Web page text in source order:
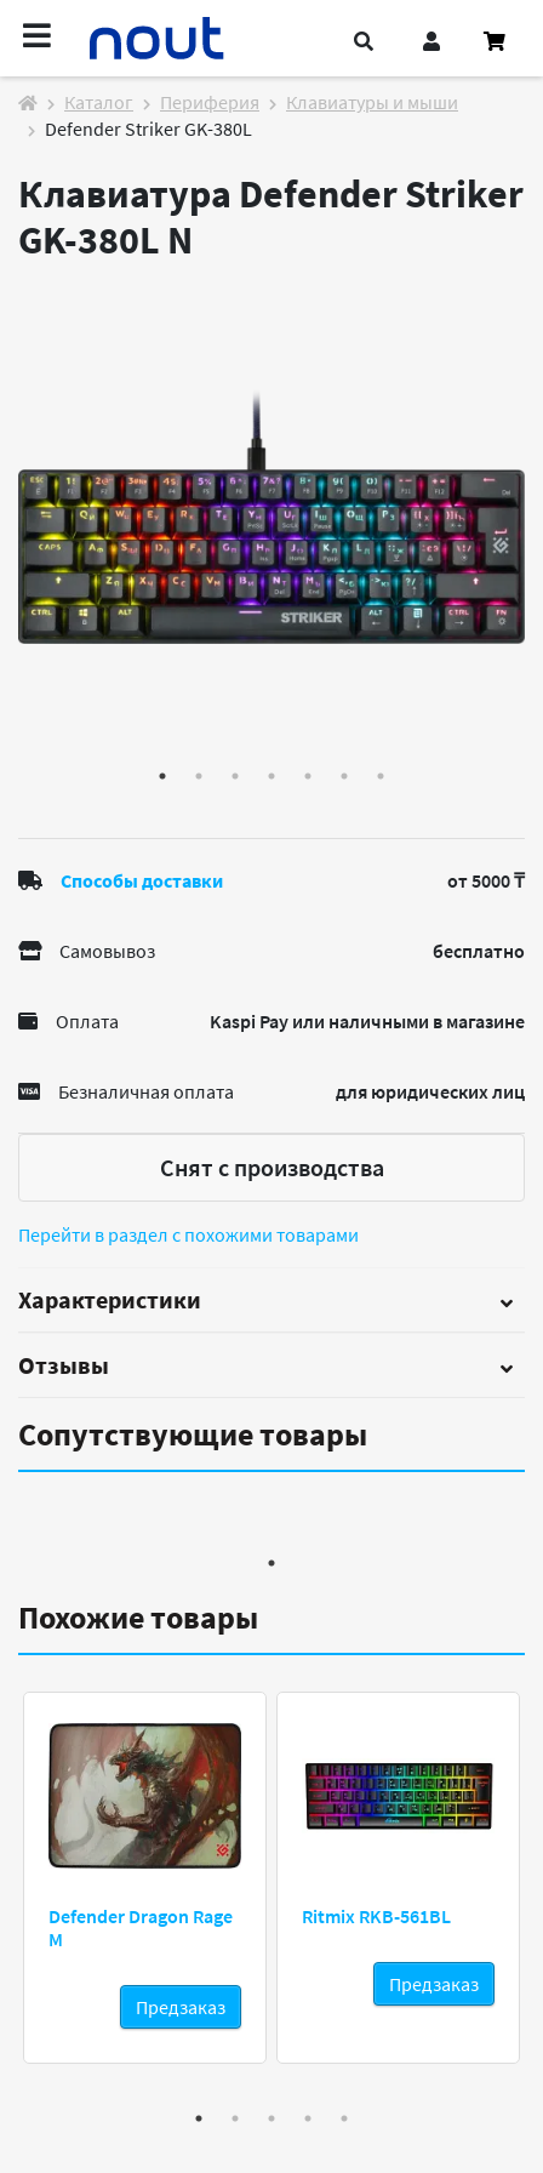
Каталог Периферия
Клавиатуры и мыши
Defender Striker GK-380L
Клавиатура Defender Striker
GK-380L N
Способы доставки от 5000 ₸
Самовывоз бесплатно
Оплата Kaspi Pay или наличными в магазине
Безналичная оплата для юридических лиц
Снят с производства
Перейти в раздел с похожими товарами
Характеристики
Отзывы
Сопутствующие товары
Похожие товары
Defender Dragon Rage
M
Предзаказ
Ritmix RKB-561BL
Предзаказ